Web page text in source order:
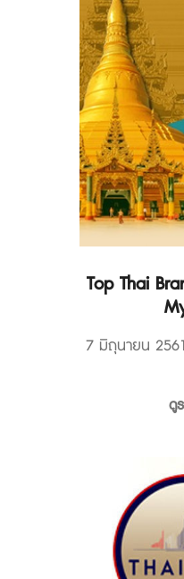
Top Thai
7 มิถุนายน
ดู